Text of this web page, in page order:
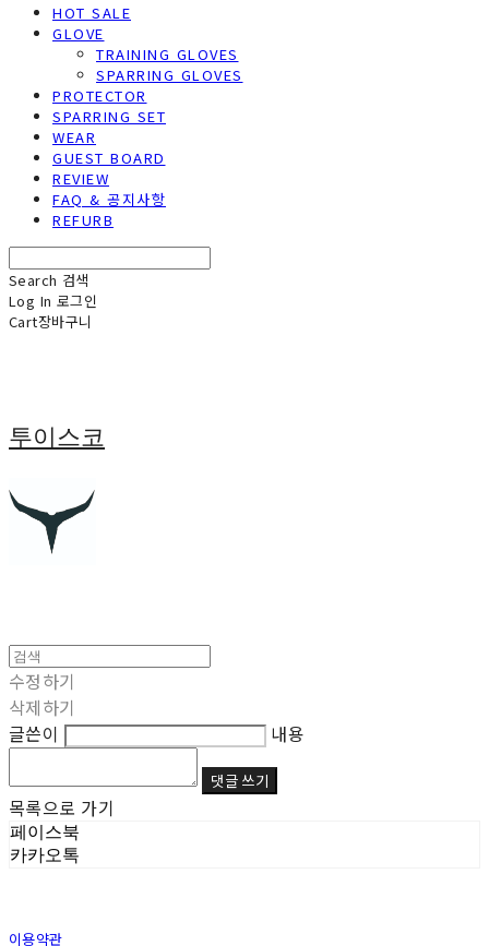
HOT SALE
GLOVE
TRAINING GLOVES
SPARRING GLOVES
PROTECTOR
SPARRING SET
WEAR
GUEST BOARD
REVIEW
FAQ & 공지사항
REFURB
Search 검색
Log In 로그인
Cart장바구니
투이스코
수정하기
삭제하기
글쓴이
내용
댓글 쓰기
목록으로 가기
페이스북
카카오톡
이용약관